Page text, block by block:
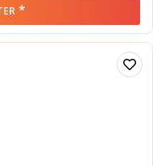
*